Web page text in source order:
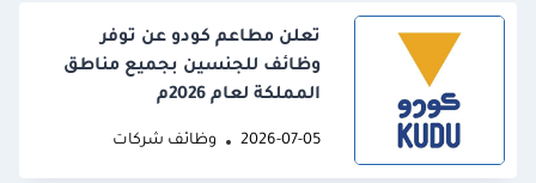
تعلن مطاعم كودو عن توفر
وظائف للجنسين بجميع مناطق
المملكة لعام 2026م
2026-07-05 وظائف شركات